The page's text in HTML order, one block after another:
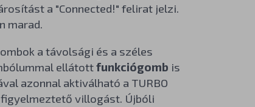
a "Connected!" felirat jelzi.
marad.
a távolsági és a széles
ellátottfunkciógomb is
azonnal aktiválható a TURBO
villogást. Újbóli